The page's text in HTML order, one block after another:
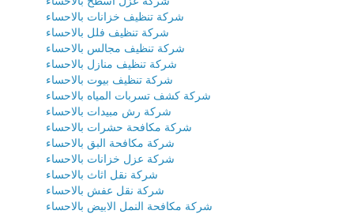
شركة تنظيف خزانات بالاحساء
شركة تنظيف فلل بالاحساء
شركة تنظيف مجالس بالاحساء
شركة تنظيف منازل بالاحساء
شركة تنظيف بيوت بالاحساء
شركة كشف تسربات المياه بالاحساء
شركة رش مبيدات بالاحساء
شركة مكافحة حشرات بالاحساء
شركة مكافحة البق بالاحساء
شركة عزل خزانات بالاحساء
شركة نقل اثاث بالاحساء
شركة نقل عفش بالاحساء
شركة مكافحة النمل الابيض بالاحساء